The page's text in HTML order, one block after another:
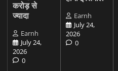
करोड़ से
ज्यादा
Earnh
July 24,
2026
0
Earnh
July 24,
2026
0